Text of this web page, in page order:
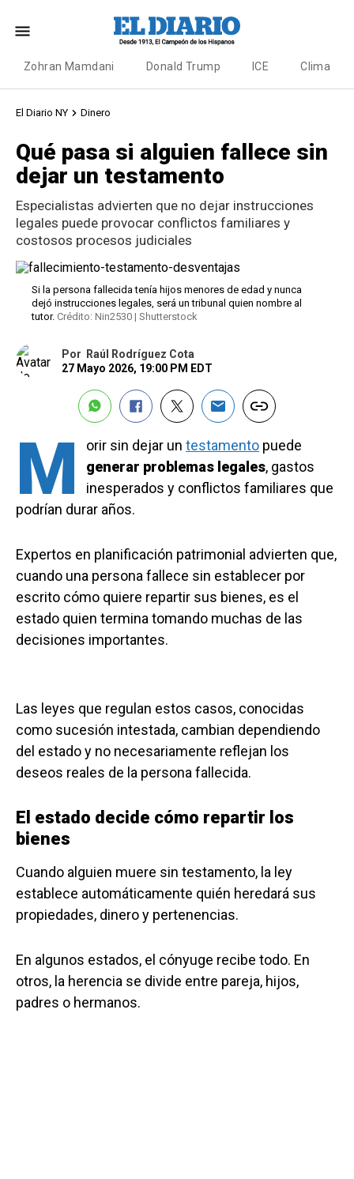
Zohran Mamdani Donald Trump ICE Clima
El Diario NY Dinero
Qué pasa si alguien fallece sin
dejar un testamento
Especialistas advierten que no dejar instrucciones
legales puede provocar conflictos familiares y
costosos procesos judiciales
Si la persona fallecida tenía hijos menores de edad y nunca
dejó instrucciones legales, será un tribunal quien nombre al
tutor. Crédito: Nin2530 | Shutterstock
Por
Raúl Rodríguez Cota
27 Mayo 2026, 19:00 PM EDT
M orir sin dejar un testamento puede
generar problemas legales, gastos
inesperados y conflictos familiares que
podrían durar años.
Expertos en planificación patrimonial advierten que,
cuando una persona fallece sin establecer por
escrito cómo quiere repartir sus bienes, es el
estado quien termina tomando muchas de las
decisiones importantes.
Las leyes que regulan estos casos, conocidas
como sucesión intestada, cambian dependiendo
del estado y no necesariamente reflejan los
deseos reales de la persona fallecida.
El estado decide cómo repartir los
bienes
Cuando alguien muere sin testamento, la ley
establece automáticamente quién heredará sus
propiedades, dinero y pertenencias.
En algunos estados, el cónyuge recibe todo. En
otros, la herencia se divide entre pareja, hijos,
padres o hermanos.